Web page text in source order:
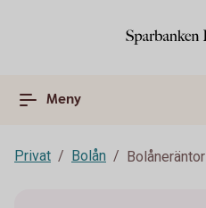
Meny
Privat Bolån Bolåneräntor